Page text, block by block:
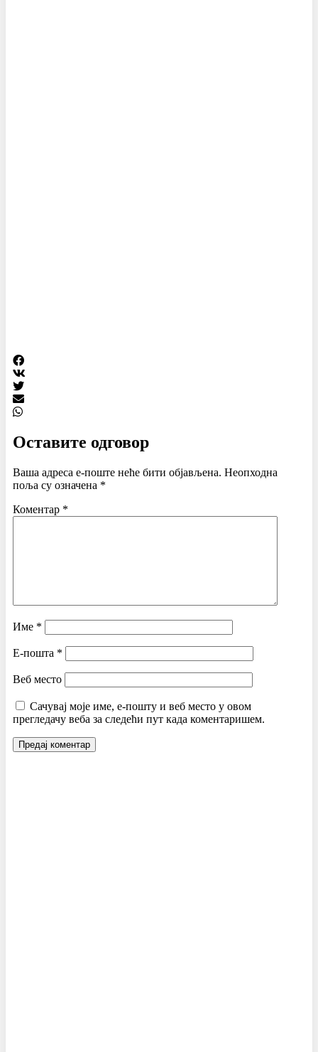
Оставите одговор
Ваша адреса е-поште неће бити објављена. Неопходна
поља су означена *
Коментар *
Име *
Е-пошта *
Веб место
Сачувај моје име, е-пошту и веб место у овом
прегледачу веба за следећи пут када коментаришем.